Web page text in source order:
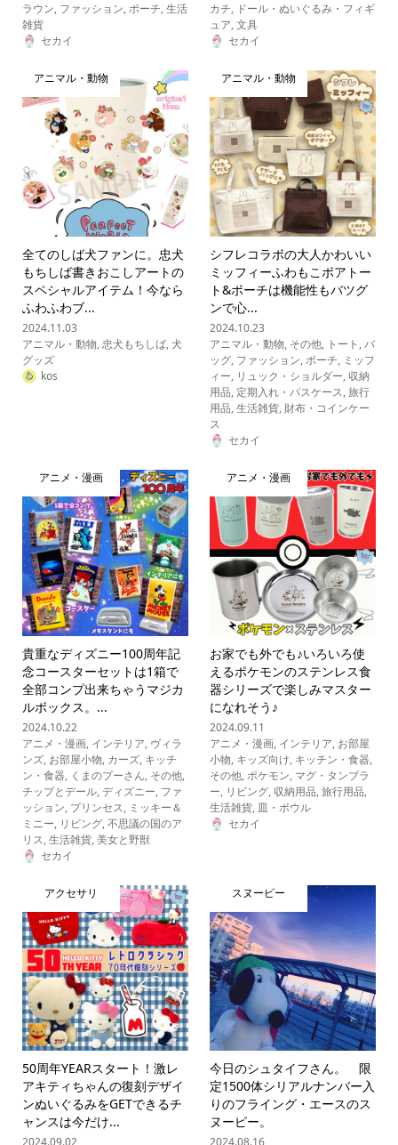
ラウン, ファッション,ポーチ,生活
雑貨
セカイ
カチ, ドール・ぬいぐるみ・フィギ
ュア,文具
セカイ
アニマル・動物
全てのしば犬ファンに。忠犬
もちしば書きおこしアートの
スペシャルアイテム！今なら
ふわふわブ...
2024.11.03
アニマル・動物,忠犬もちしば,犬
グッズ
kos
アニマル・動物
シフレコラボの大人かわいい
ミッフィーふわもこボアトー
ト&ポーチは機能性もバツグ
ンで心...
2024.10.23
アニマル・動物, その他, トート ,バ
ッグ, ファッション,ポーチ, ミッフ
ィー, リュック・ショルダー, 収納
用品, 定期入れ・パスケース,旅行
用品,生活雑貨, 財布・コインケー
ス
セカイ
アニメ・漫画
貴重なディズニー100周年記
念コースターセットは1箱で
全部コンプ出来ちゃうマジカ
ルボックス。...
2024.10.22
アニメ・漫画, インテリア, ヴィラ
ンズ, お部屋小物, カーズ, キッチ
ン・食器, くまのプーさん, その他,
チップとデール,ディズニー, ファ
ッション, プリンセス, ミッキー＆
ミニー, リビング,不思議の国のア
リス,生活雑貨,美女と野獣
セカイ
アニメ・漫画
お家でも外でも♪いろいろ使
えるポケモンのステンレス食
器シリーズで楽しみマスター
になれそう♪
2024.09.11
アニメ・漫画, インテリア, お部屋
小物, キッズ向け, キッチン・食器,
その他,ポケモン, マグ・タンブラ
ー, リビング, 収納用品,旅行用品,
生活雑貨, 皿・ボウル
セカイ
アクセサリ
50周年YEARスタート！激レ
アキティちゃんの復刻デザイ
ンぬいぐるみをGETできるチ
ャンスは今だけ...
スヌーピー
今日のシュタイフさん。 限
定1500体シリアルナンバー入
りのフライング・エースのス
ヌーピー。